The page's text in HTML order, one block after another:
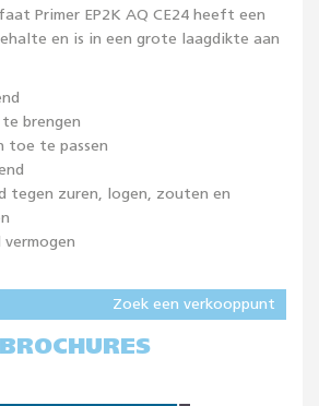
Primer EP2K AQ CE24 heeft een
en is in een grote laagdikte aan
te brengen
toe te passen
tegen zuren, logen, zouten en
vermogen
Zoek een verkooppunt
BROCHURES